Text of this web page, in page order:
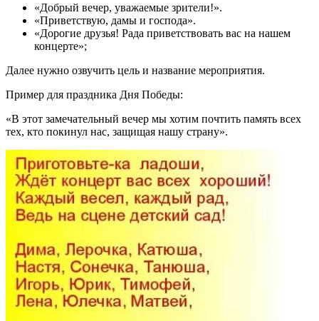
«Добрый вечер, уважаемые зрители!».
«Приветствую, дамы и господа».
«Дорогие друзья! Рада приветствовать вас на нашем
концерте»;
Далее нужно озвучить цель и название мероприятия.
Пример для праздника Дня Победы:
«В этот замечательный вечер мы хотим почтить память всех
тех, кто покинул нас, защищая нашу страну».